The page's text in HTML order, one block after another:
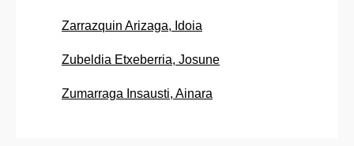
Zarrazquin Arizaga, Idoia
Zubeldia Etxeberria, Josune
Zumarraga Insausti, Ainara